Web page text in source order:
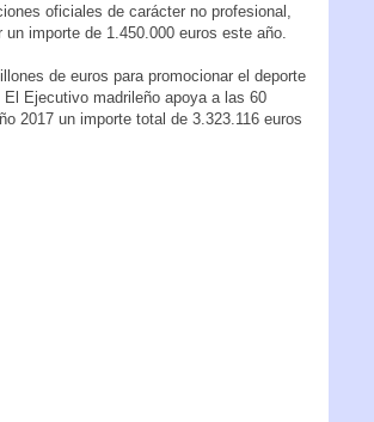
oficiales de carácter no profesional,
importe de 1.450.000 euros este año.
de euros para promocionar el deporte
Ejecutivo madrileño apoya a las 60
2017 un importe total de 3.323.116 euros